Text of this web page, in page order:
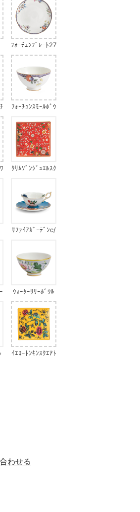
ﾌｫｰﾁｭﾝﾌﾟﾚｰﾄ27
cm
ﾌｫｰﾁｭﾝｽﾓｰﾙﾎﾞｳ
ｸﾘﾑｿﾞﾝｼﾞｭｴﾙｽｸ
ｻﾌｧｲｱｶﾞｰﾃﾞﾝc/
ｳｫｰﾀｰﾘﾘｰﾎﾞｳﾙ
ｲｴﾛｰﾄﾝｷﾝｽｸｴｱﾄ
わせる